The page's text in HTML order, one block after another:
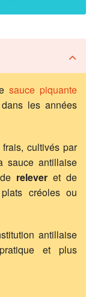
sauce piquante
les années
cultivés par
sauce antillaise
releveret de
créoles ou
antillaise
et plus